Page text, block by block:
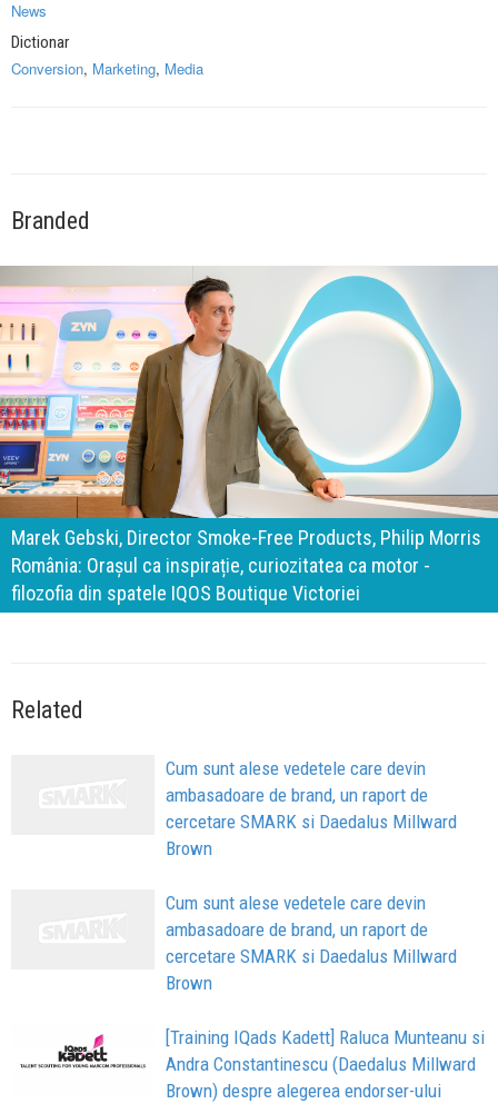
News
Dictionar
Conversion, Marketing, Media
Branded
140 de ani de Mercedes-Benz. Ramona Pîrlog: Cel mai
important „test al timpului” este să inovăm constant, dar
cu aceeași responsabilitate față de oameni, siguranță și
calitate
Related
Cum sunt alese vedetele care devin
ambasadoare de brand, un raport de
cercetare SMARK si Daedalus Millward
Brown
Cum sunt alese vedetele care devin
ambasadoare de brand, un raport de
cercetare SMARK si Daedalus Millward
Brown
[Training IQads Kadett] Raluca Munteanu si
Andra Constantinescu (Daedalus Millward
Brown) despre alegerea endorser-ului